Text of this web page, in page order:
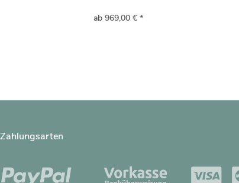
ab 969,00 € *
Zahlungsarten